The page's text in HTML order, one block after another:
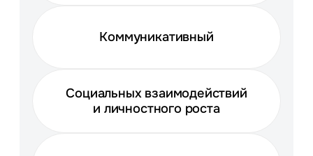
Коммуникативный
Социальных взаимодействий
и личностного роста